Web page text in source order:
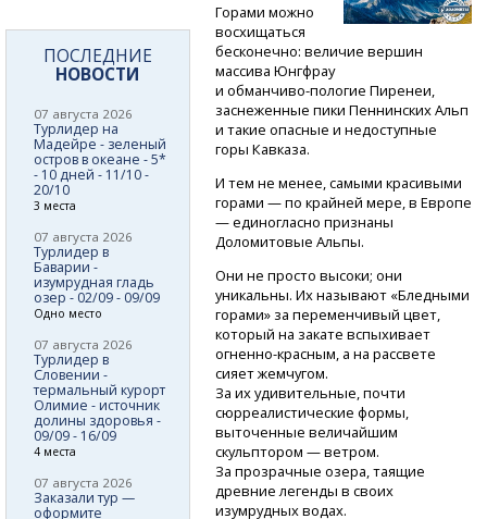
Горами можно
восхищаться
бесконечно: величие вершин
массива Юнгфрау
и обманчиво-пологие Пиренеи,
заснеженные пики Пеннинских Альп
и такие опасные и недоступные
горы Кавказа.
И тем не менее, самыми красивыми
горами — по крайней мере, в Европе
— единогласно признаны
Доломитовые Альпы.
Они не просто высоки; они
уникальны. Их называют «Бледными
горами» за переменчивый цвет,
который на закате вспыхивает
огненно-красным, а на рассвете
сияет жемчугом.
За их удивительные, почти
сюрреалистические формы,
выточенные величайшим
скульптором — ветром.
За прозрачные озера, таящие
древние легенды в своих
изумрудных водах.
ПОСЛЕДНИЕ
НОВОСТИ
07 августа 2026
Турлидер на
Мадейре - зеленый
остров в океане - 5*
- 10 дней - 11/10 -
20/10
3 места
07 августа 2026
Турлидер в
Баварии -
изумрудная гладь
озер - 02/09 - 09/09
Одно место
07 августа 2026
Турлидер в
Словении -
термальный курорт
Олимие - источник
долины здоровья -
09/09 - 16/09
4 места
07 августа 2026
Заказали тур —
оформите